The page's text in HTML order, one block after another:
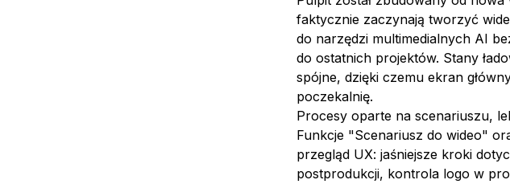
faktycznie zaczynają tworzyć
do narzędzi multimedialnych AI
do ostatnich projektów. Stany
spójne, dzięki czemu ekran
poczekalnię.
Procesy oparte na scenariuszu,
Funkcje "Scenariusz do wideo"
przegląd UX: jaśniejsze kroki
postprodukcji, kontrola logo w